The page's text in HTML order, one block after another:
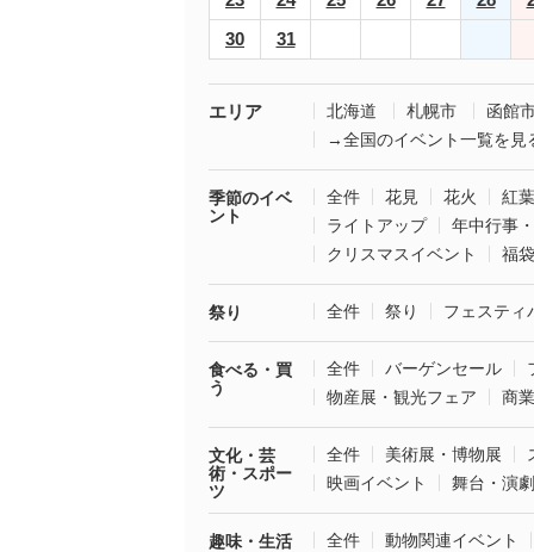
30
31
エリア 北海道 札幌市
函館
→全国のイベント一覧を見
季節のイベ
ント
全件 花見 花火
紅葉
ライトアップ
年中行事
クリスマスイベント
福
祭り 全件 祭り フェスティ
食べる・買
う
全件 バーゲンセール
物産展・観光フェア
商
文化・芸
術・スポー
ツ
全件 美術展・博物展
映画イベント
舞台・演劇
趣味・生活 全件 動物関連イベント